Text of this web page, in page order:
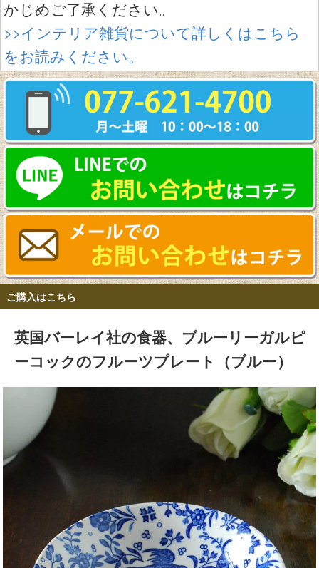
かじめご了承ください。
>>インテリア雑貨について詳しくはこちら
をお読みください。
ご購入はこちら
英国バーレイ社の食器、ブルーリーガルピ
ーコックのフルーツプレート（ブルー）